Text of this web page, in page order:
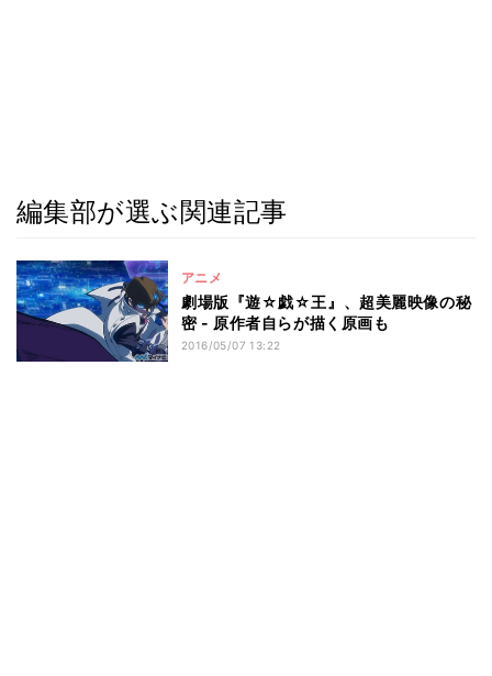
編集部が選ぶ関連記事
アニメ
劇場版『遊☆戯☆王』、超美麗映像の秘
密 - 原作者自らが描く原画も
2016/05/07 13:22